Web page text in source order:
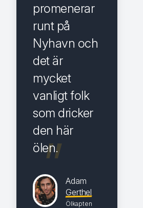
promenerar
runt på
Nyhavn och
det är
mycket
vanligt folk
som dricker
den här
ölen.
Adam
Gerthel
Ölkapten